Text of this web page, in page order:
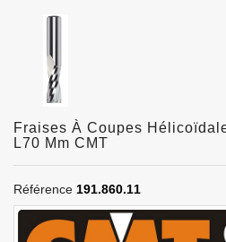
Fraises À Coupes
L70 Mm CMT
Référence 191.860.11